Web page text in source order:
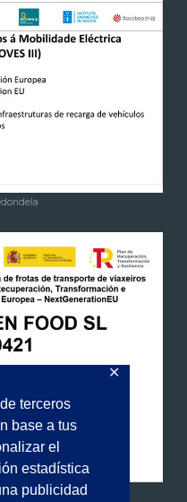
terceros
base a tus
el
estadística
publicidad
✕